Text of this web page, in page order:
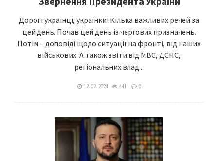
Дорогі українці, українки! Кілька важливих речей за
цей день. Почав цей день із чергових призначень.
Потім – доповіді щодо ситуації на фронті, від наших
військових. А також звіти від МВС, ДСНС,
регіональних влад...
12. 02. 2024 441 0